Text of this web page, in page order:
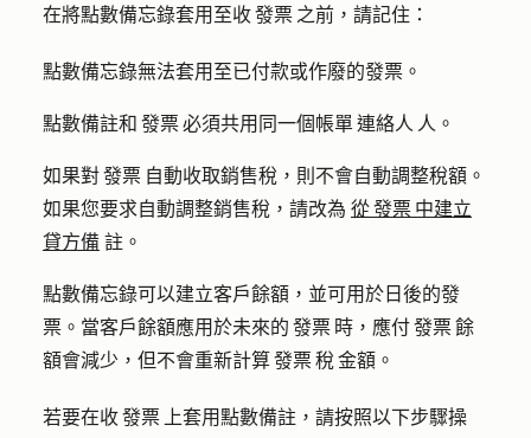
在將點數備忘錄套用至收 發票 之前，請記住：
點數備忘錄無法套用至已付款或作廢的發票。
點數備註和 發票 必須共用同一個帳單 連絡人 人。
如果對 發票 自動收取銷售稅，則不會自動調整稅額。
如果您要求自動調整銷售稅，請改為 從 發票 中建立
貸方備 註。
點數備忘錄可以建立客戶餘額，並可用於日後的發
票。當客戶餘額應用於未來的 發票 時，應付 發票 餘
額會減少，但不會重新計算 發票 稅 金額。
若要在收 發票 上套用點數備註，請按照以下步驟操